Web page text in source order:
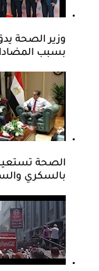
بسبب
الصحة
بالسكري